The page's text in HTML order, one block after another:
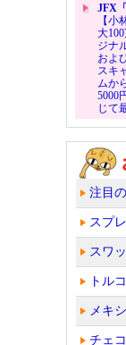
JFX
【
大
ジナ
およ
スキ
ムか
5000
じて
注目
スプ
スワ
トル
メキ
チェ